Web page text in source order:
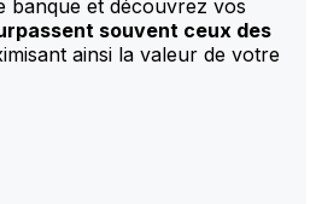
banque et découvrez vos
souvent ceux des
ainsi la valeur de votre